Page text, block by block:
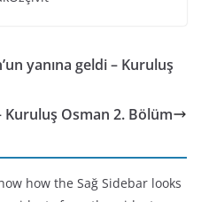
yanına geldi – Kuruluş
Kuruluş Osman 2. Bölüm
how the Sağ Sidebar looks